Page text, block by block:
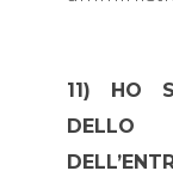
11) HO